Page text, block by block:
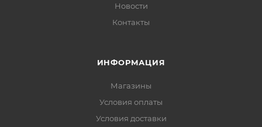
Новости
Контакты
ИНФОРМАЦИЯ
Магазины
Условия оплаты
Условия доставки